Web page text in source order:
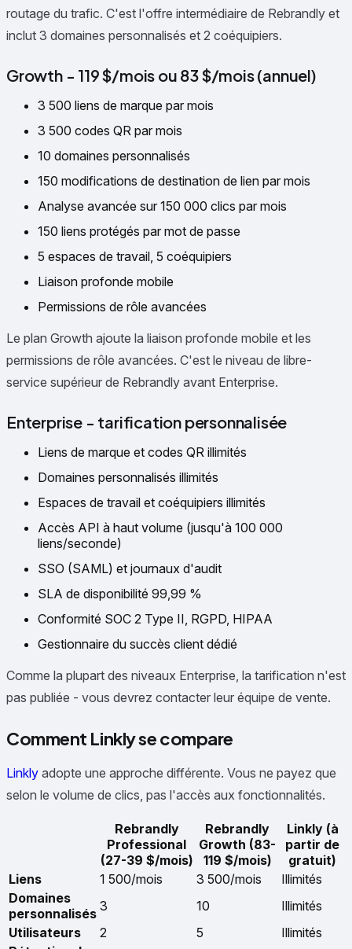
routage du trafic. C'est l'offre intermédiaire de Rebrandly et
inclut 3 domaines personnalisés et 2 coéquipiers.
Growth - 119 $/mois ou 83 $/mois (annuel)
3 500 liens de marque par mois
3 500 codes QR par mois
10 domaines personnalisés
150 modifications de destination de lien par mois
Analyse avancée sur 150 000 clics par mois
150 liens protégés par mot de passe
5 espaces de travail, 5 coéquipiers
Liaison profonde mobile
Permissions de rôle avancées
Le plan Growth ajoute la liaison profonde mobile et les
permissions de rôle avancées. C'est le niveau de libre-
service supérieur de Rebrandly avant Enterprise.
Enterprise - tarification personnalisée
Liens de marque et codes QR illimités
Domaines personnalisés illimités
Espaces de travail et coéquipiers illimités
Accès API à haut volume (jusqu'à 100 000
liens/seconde)
SSO (SAML) et journaux d'audit
SLA de disponibilité 99,99 %
Conformité SOC 2 Type II, RGPD, HIPAA
Gestionnaire du succès client dédié
Comme la plupart des niveaux Enterprise, la tarification n'est
pas publiée - vous devrez contacter leur équipe de vente.
Comment Linkly se compare
Linkly adopte une approche différente. Vous ne payez que
selon le volume de clics, pas l'accès aux fonctionnalités.
Rebrandly
Professional
(27-39 $/mois)
Rebrandly
Growth (83-
119 $/mois)
Linkly (à
partir de
gratuit)
Liens
1 500/mois 3 500/mois
Illimités
Domaines
personnalisés 3 10
Illimités
Utilisateurs
2 5
Illimités